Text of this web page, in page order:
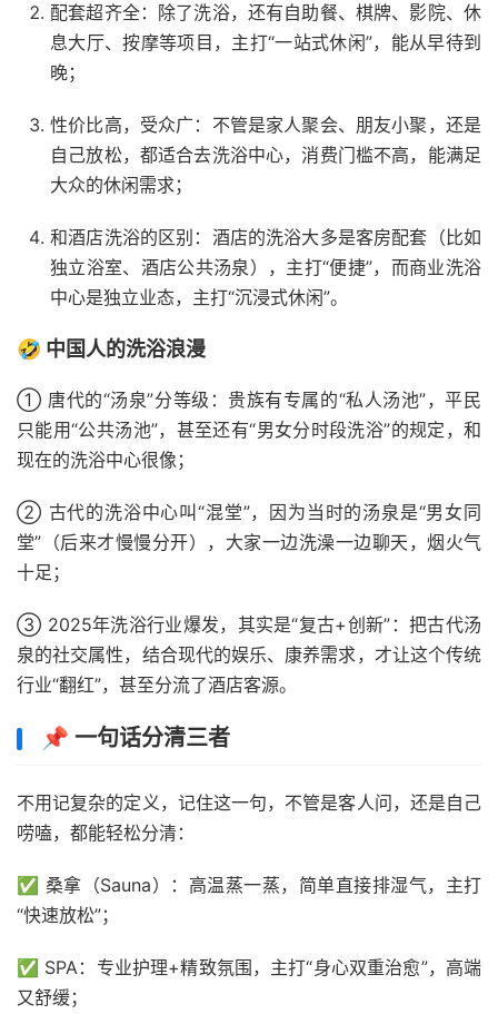
配套超齐全：除了洗浴，还有自助餐、棋牌、影院、休
息大厅、按摩等项目，主打“一站式休闲”，能从早待到
晚；
性价比高，受众广：不管是家人聚会、朋友小聚，还是
自己放松，都适合去洗浴中心，消费门槛不高，能满足
大众的休闲需求；
和酒店洗浴的区别：酒店的洗浴大多是客房配套（比如
独立浴室、酒店公共汤泉），主打“便捷”，而商业洗浴
中心是独立业态，主打“沉浸式休闲”。
🤣 中国人的洗浴浪漫
① 唐代的“汤泉”分等级：贵族有专属的“私人汤池”，平民
只能用“公共汤池”，甚至还有“男女分时段洗浴”的规定，和
现在的洗浴中心很像；
② 古代的洗浴中心叫“混堂”，因为当时的汤泉是“男女同
堂”（后来才慢慢分开），大家一边洗澡一边聊天，烟火气
十足；
③ 2025年洗浴行业爆发，其实是“复古+创新”：把古代汤
泉的社交属性，结合现代的娱乐、康养需求，才让这个传统
行业“翻红”，甚至分流了酒店客源。
📌 一句话分清三者
不用记复杂的定义，记住这一句，不管是客人问，还是自己
唠嗑，都能轻松分清：
✅ 桑拿（Sauna）：高温蒸一蒸，简单直接排湿气，主打
“快速放松”；
✅ SPA：专业护理+精致氛围，主打“身心双重治愈”，高端
又舒缓；